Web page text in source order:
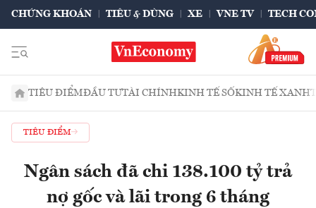
CHỨNG KHOÁN TIÊU & DÙNG XE VNE TV TECH
TIÊU ĐIỂMĐẦU TƯTÀI CHÍNHKINH TẾ SỐKINH TẾ XANH
TIÊU ĐIỂM
Ngân sách đã chi 138.100 tỷ trả
nợ gốc và lãi trong 6 tháng